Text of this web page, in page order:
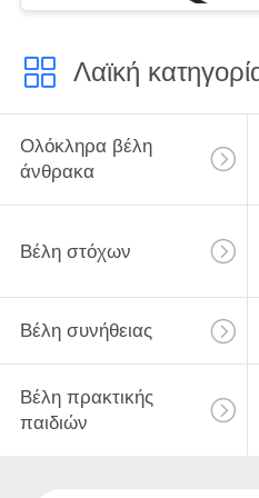
Λαϊκή
Ολόκληρα βέλη
άνθρακα
Βέλη στόχων
Βέλη συνήθειας
Βέλη πρακτικής
παιδιών